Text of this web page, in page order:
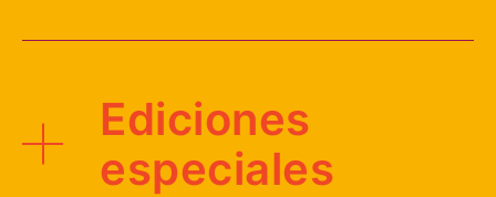
Ediciones
especiales